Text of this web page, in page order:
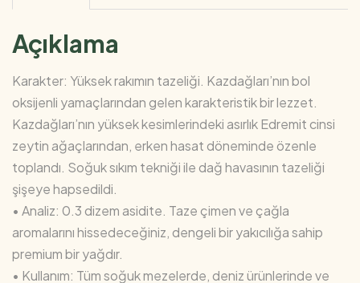
Açıklama
Karakter: Yüksek rakımın tazeliği. Kazdağları’nın bol
oksijenli yamaçlarından gelen karakteristik bir lezzet.
Kazdağları’nın yüksek kesimlerindeki asırlık Edremit cinsi
zeytin ağaçlarından, erken hasat döneminde özenle
toplandı. Soğuk sıkım tekniği ile dağ havasının tazeliği
şişeye hapsedildi.
• Analiz: 0.3 dizem asidite. Taze çimen ve çağla
aromalarını hissedeceğiniz, dengeli bir yakıcılığa sahip
premium bir yağdır.
• Kullanım: Tüm soğuk mezelerde, deniz ürünlerinde ve